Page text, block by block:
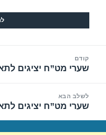
קודם
הפוסט
שערי מט”ח יציגים לתאריך 22/
לשלב הבא
הפוסט
שערי מט”ח יציגים לתאריך 27/